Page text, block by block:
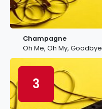
Champagne
Oh Me, Oh My, Goodbye
3